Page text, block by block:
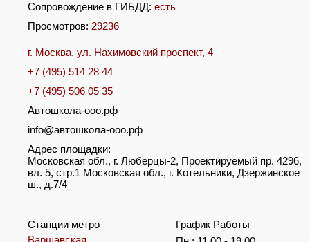
Сопровождение в ГИБДД: есть
Просмотров: 29236
г. Москва, ул. Нахимовский проспект, 4
+7 (495) 514 28 44
+7 (495) 506 05 35
Автошкола-ооо.рф
info@автошкола-ооо.рф
Адрес площадки:
Московская обл., г. Люберцы-2, Проектируемый пр. 4296,
вл. 5, стр.1 Московская обл., г. Котельники, Дзержинское
ш., д.7/4
Станции метро
Варшавская
График Работы